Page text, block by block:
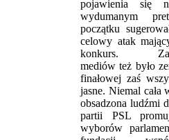
pojawienia się
wydumanym
początku
celowy atak
konkurs.
mediów też było
finałowej zaś
jasne. Niemal cała
obsadzona ludźmi
partii PSL
wyborów